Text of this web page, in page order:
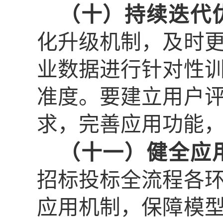
（十）持续迭代
化升级机制，及时
业数据进行针对性
准度。要建立用户
求，完善应用功能
（十一）健全应
招标投标全流程各
应用机制，保障模